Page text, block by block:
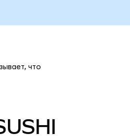
что